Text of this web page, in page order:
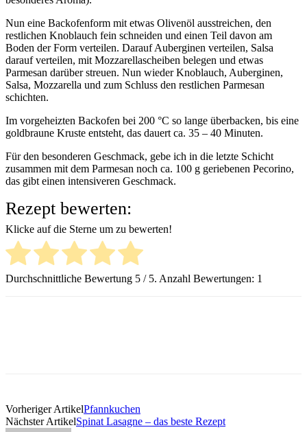
Nun eine Backofenform mit etwas Olivenöl ausstreichen, den
restlichen Knoblauch fein schneiden und einen Teil davon am
Boden der Form verteilen. Darauf Auberginen verteilen, Salsa
darauf verteilen, mit Mozzarellascheiben belegen und etwas
Parmesan darüber streuen. Nun wieder Knoblauch, Auberginen,
Salsa, Mozzarella und zum Schluss den restlichen Parmesan
schichten.
Im vorgeheizten Backofen bei 200 °C so lange überbacken, bis eine
goldbraune Kruste entsteht, das dauert ca. 35 – 40 Minuten.
Für den besonderen Geschmack, gebe ich in die letzte Schicht
zusammen mit dem Parmesan noch ca. 100 g geriebenen Pecorino,
das gibt einen intensiveren Geschmack.
Rezept bewerten:
Klicke auf die Sterne um zu bewerten!
Durchschnittliche Bewertung 5 / 5. Anzahl Bewertungen: 1
Vorheriger ArtikelPfannkuchen
Nächster ArtikelSpinat Lasagne – das beste Rezept